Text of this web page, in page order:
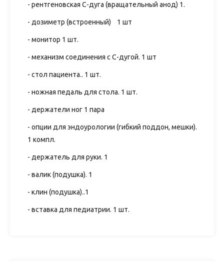
- рентгеновская С-дуга (вращательный анод) 1.
- дозиметр (встроенный) 1 шт
- монитор 1 шт.
- механизм соединения с С-дугой. 1 шт
- стол пациента.. 1 шт.
- ножная педаль для стола. 1 шт.
- держатели ног 1 пара
- опции для эндоурологии (гибкий поддон, мешки).
1 компл.
- держатель для руки. 1
- валик (подушка). 1
- клин (подушка)..1
- вставка для педиатрии. 1 шт.